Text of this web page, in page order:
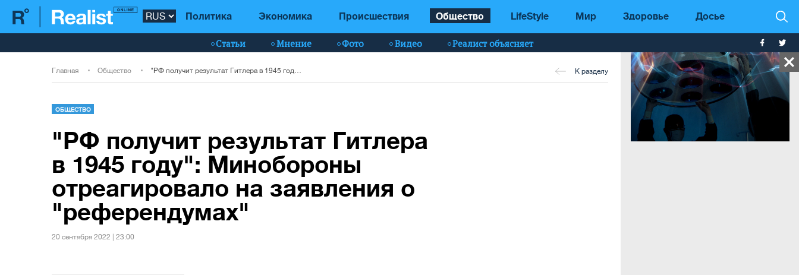
Политика Экономика Происшествия Общество LifeStyle Мир Здоровье Досье
Статьи Мнение Фото Видео Реалист объясняет
Главная Общество К разделу
ОБЩЕСТВО
"РФ получит результат Гитлера
в 1945 году": Минобороны
отреагировало на заявления о
"референдумах"
20 сентября 2022 | 23:00